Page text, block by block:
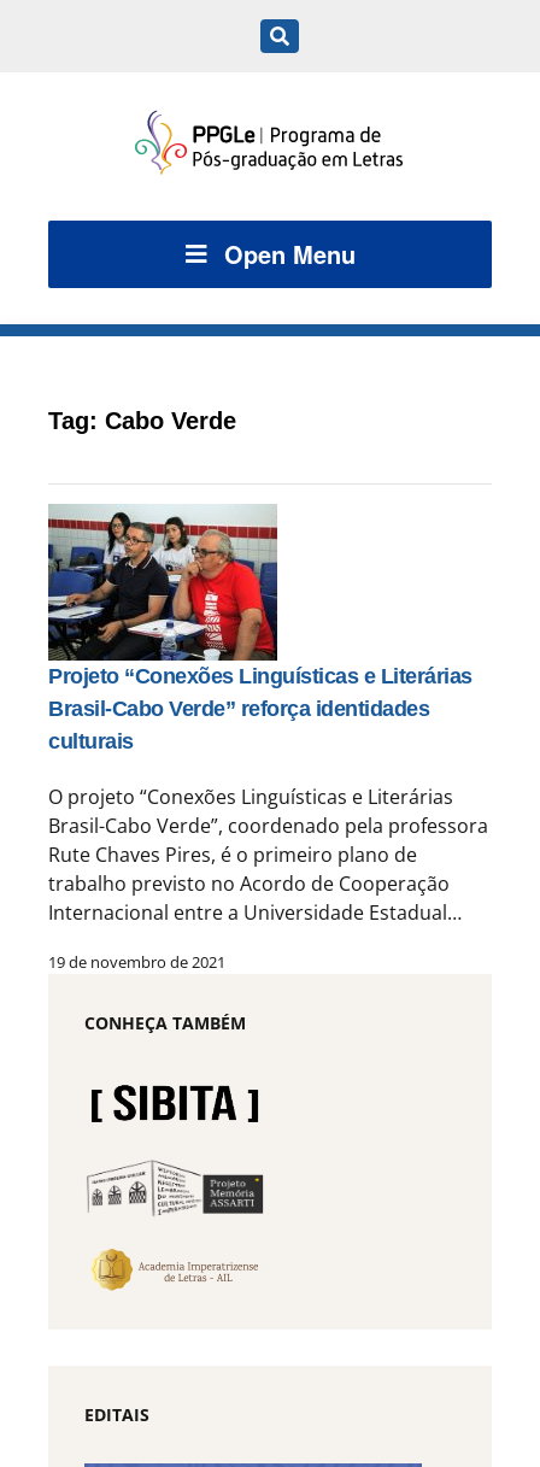
Open Menu
Tag: Cabo Verde
Projeto “Conexões Linguísticas e Literárias
Brasil-Cabo Verde” reforça identidades
culturais
O projeto “Conexões Linguísticas e Literárias
Brasil-Cabo Verde”, coordenado pela professora
Rute Chaves Pires, é o primeiro plano de
trabalho previsto no Acordo de Cooperação
Internacional entre a Universidade Estadual…
19 de novembro de 2021
CONHEÇA TAMBÉM
EDITAIS